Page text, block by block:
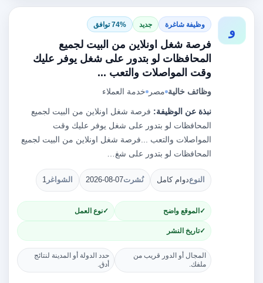
و وظيفة شاغرة جديد 74% توافق
فرصة شغل اونلاين من البيت لجميع
المحافظات لو بتدور على شغل يوفر عليك
وقت المواصلات والتعب ...
وظائف خالية مصر خدمة العملاء
نبذة عن الوظيفة: فرصة شغل اونلاين من البيت لجميع
المحافظات لو بتدور على شغل يوفر عليك وقت
المواصلات والتعب ...فرصة شغل اونلاين من البيت لجميع
المحافظات لو بتدور على شغ…
النوعدوام كامل نُشرت2026-08-07 الشواغر 1
الموقع واضح نوع العمل
تاريخ النشر
المجال أو الدور قريب من
ملفك.
حدد الدولة أو المدينة لنتائج
أدق.